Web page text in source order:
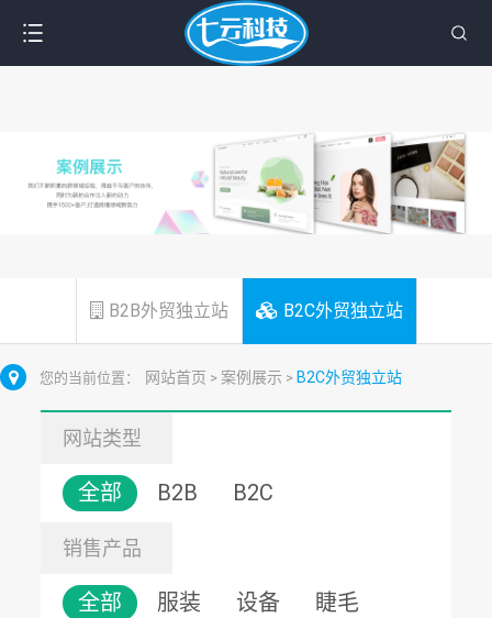
B2B外贸独立站 B2C外贸独立站
您的当前位置： 网站首页 > 案例展示 > B2C外贸独立站
网站类型
全部 B2B B2C
销售产品
全部 服装 设备
睫毛